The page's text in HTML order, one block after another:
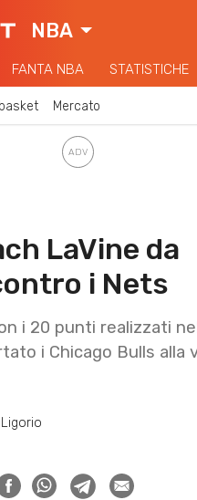
NBA
FANTA NBA STATISTICHE
Mercato
LaVine da
i Nets
i 20 punti realizzati
i Chicago Bulls alla